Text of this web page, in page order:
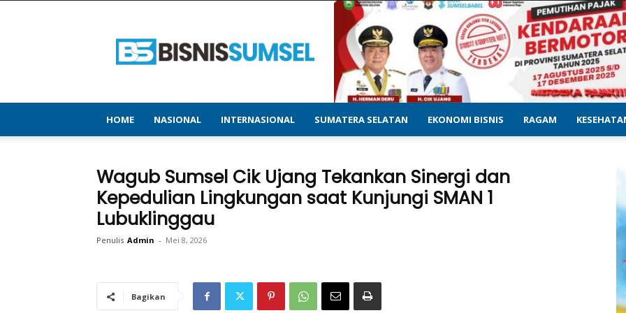
–
Menyajikan
&
Terupdate
HOME NASIONAL INTERNASIONAL SUMATERA SELATAN EKONOMI BISNIS RAGAM
Wagub Sumsel Cik Ujang Tekankan Sinergi dan
Kepedulian Lingkungan saat Kunjungi SMAN 1
Lubuklinggau
Penulis Admin - Mei 8, 2026
Bagikan